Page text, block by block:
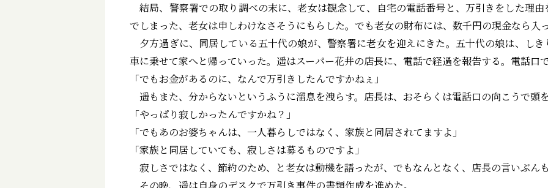
結局、警察署での取り調べの末に、老女は観念して、自宅の電話番号と、万引きをした理
でしまった、老女は申しわけなさそうにもらした。でも老女の財布には、数千円の現金なら入
夕方過ぎに、同居している五十代の娘が、警察署に老女を迎えにきた。五十代の娘は、し
車に乗せて家へと帰っていった。遥はスーパー花井の店長に、電話で経過を報告する。電話口
「でもお金があるのに、なんで万引きしたんですかねぇ」
遥もまた、分からないというふうに溜息を洩らす。店長は、おそらくは電話口の向こうで頭
「やっぱり寂しかったんですかね？」
「でもあのお婆ちゃんは、一人暮らしではなく、家族と同居されてますよ」
「家族と同居していても、寂しさは募るものですよ」
寂しさではなく、節約のため、と老女は動機を語ったが、でもなんとなく、店長の言いぶん